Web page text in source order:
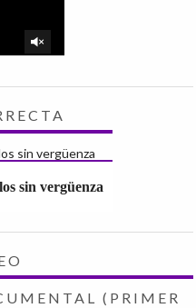
sin vergüenza
(PRIMER